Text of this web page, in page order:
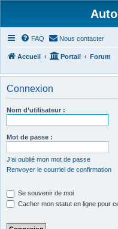
FAQ Nous contacter
Accueil Portail Forum
Connexion
Nom d’utilisateur :
Mot de passe :
J’ai oublié mon mot de passe
Renvoyer le courriel de confirmation
Se souvenir de moi
Cacher mon statut en ligne pour